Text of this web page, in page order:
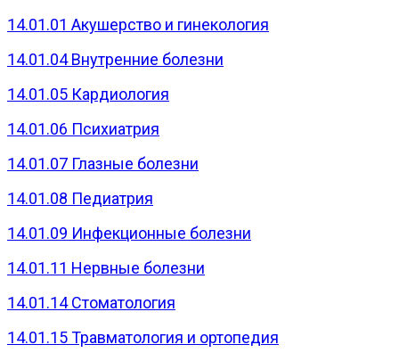
14.01.01 Акушерство и гинекология
14.01.04 Внутренние болезни
14.01.05 Кардиология
14.01.06 Психиатрия
14.01.07 Глазные болезни
14.01.08 Педиатрия
14.01.09 Инфекционные болезни
14.01.11 Нервные болезни
14.01.14 Стоматология
14.01.15 Травматология и ортопедия